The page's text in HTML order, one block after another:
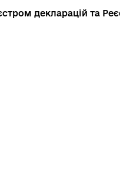
декларацій та